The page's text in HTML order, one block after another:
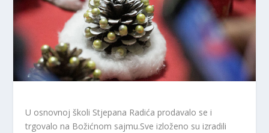
U osnovnoj školi Stjepana Radića prodavalo se i
trgovalo na Božićnom sajmu.Sve izloženo su izradili